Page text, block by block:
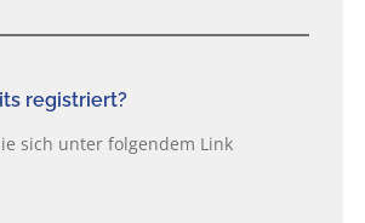
registriert?
sich unter folgendem Link